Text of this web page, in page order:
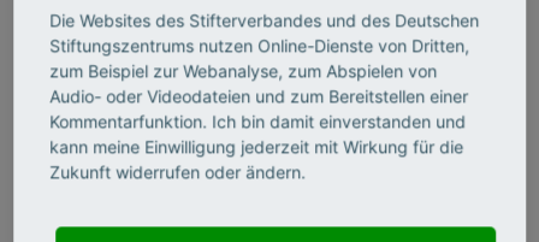
©
FUTURE SKILLS
Weiterbildung:
Hochschulwissen
Die Websites des Stifterverbandes und des Deutschen
Stiftungszentrums nutzen Online-Dienste von Dritten,
zum Beispiel zur Webanalyse, zum Abspielen von
Audio- oder Videodateien und zum Bereitstellen einer
Kommentarfunktion. Ich bin damit einverstanden und
kann meine Einwilligung jederzeit mit Wirkung für die
Zukunft widerrufen oder ändern.